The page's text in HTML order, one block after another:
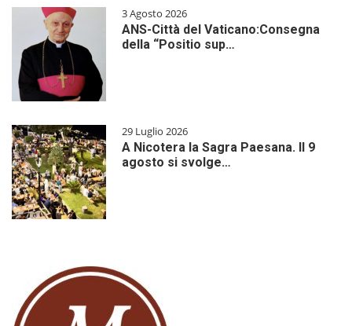
3 Agosto 2026
ANS-Città del Vaticano:Consegna
della “Positio sup…
29 Luglio 2026
A Nicotera la Sagra Paesana. Il 9
agosto si svolge…